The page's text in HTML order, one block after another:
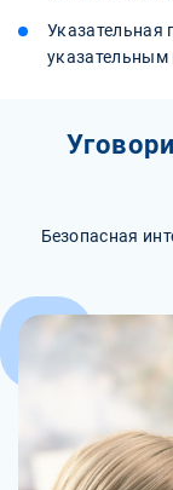
Указательная
указательным
Безопасная